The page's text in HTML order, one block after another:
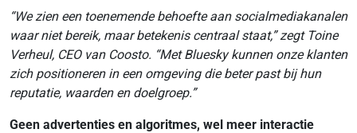
“We zien een toenemende behoefte aan socialmediakanalen
waar niet bereik, maar betekenis centraal staat,” zegt Toine
Verheul, CEO van Coosto. “Met Bluesky kunnen onze klanten
zich positioneren in een omgeving die beter past bij hun
reputatie, waarden en doelgroep.”
Geen advertenties en algoritmes, wel meer interactie